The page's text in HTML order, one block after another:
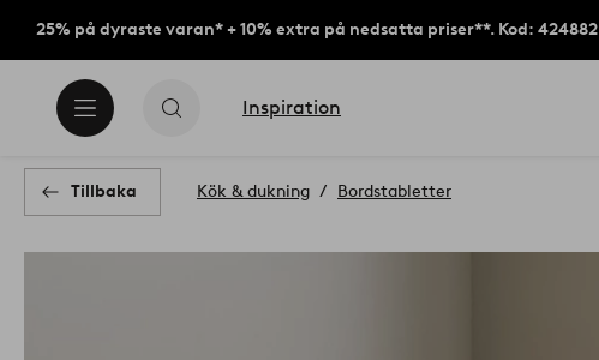
25% på dyraste varan* + 10% extra på nedsatta priser**. Kod: 424882
Inspiration
Tillbaka Kök & dukning Bordstabletter